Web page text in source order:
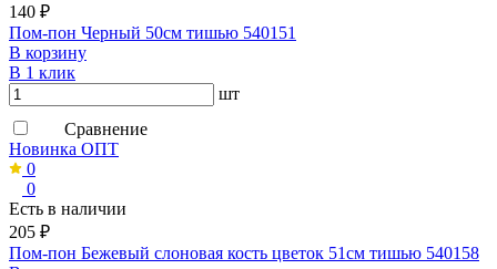
140 ₽
Пом-пон Черный 50см тишью 540151
В корзину
В 1 клик
шт
Сравнение
Новинка ОПТ
0
0
Есть в наличии
205 ₽
Пом-пон Бежевый слоновая кость цветок 51см тишью 540158